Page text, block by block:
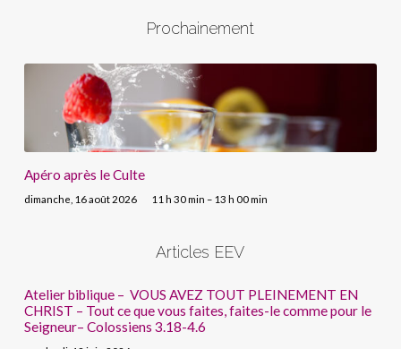
Prochainement
Apéro après le Culte
dimanche, 16 août 2026 11 h 30 min – 13 h 00 min
Articles EEV
Atelier biblique – VOUS AVEZ TOUT PLEINEMENT EN
CHRIST – Tout ce que vous faites, faites-le comme pour le
Seigneur– Colossiens 3.18-4.6